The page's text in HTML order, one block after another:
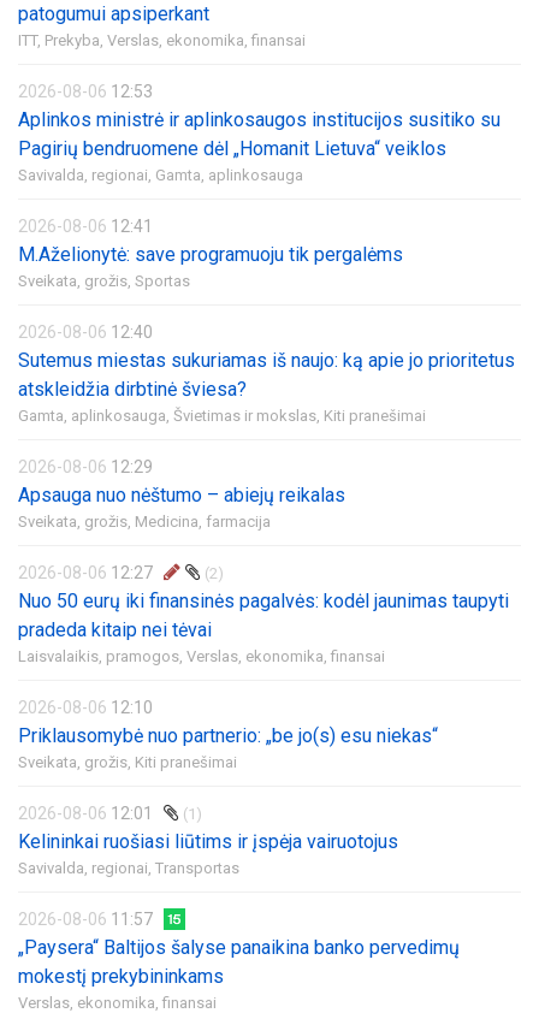
patogumui apsiperkant
ITT, Prekyba, Verslas, ekonomika, finansai
2026-08-06 12:53
Aplinkos ministrė ir aplinkosaugos institucijos susitiko su
Pagirių bendruomene dėl „Homanit Lietuva“ veiklos
Savivalda, regionai, Gamta, aplinkosauga
2026-08-06 12:41
M.Aželionytė: save programuoju tik pergalėms
Sveikata, grožis, Sportas
2026-08-06 12:40
Sutemus miestas sukuriamas iš naujo: ką apie jo prioritetus
atskleidžia dirbtinė šviesa?
Gamta, aplinkosauga, Švietimas ir mokslas, Kiti pranešimai
2026-08-06 12:29
Apsauga nuo nėštumo – abiejų reikalas
Sveikata, grožis, Medicina, farmacija
2026-08-06 12:27 (2)
Nuo 50 eurų iki finansinės pagalvės: kodėl jaunimas taupyti
pradeda kitaip nei tėvai
Laisvalaikis, pramogos, Verslas, ekonomika, finansai
2026-08-06 12:10
Priklausomybė nuo partnerio: „be jo(s) esu niekas“
Sveikata, grožis, Kiti pranešimai
2026-08-06 12:01 (1)
Kelininkai ruošiasi liūtims ir įspėja vairuotojus
Savivalda, regionai, Transportas
2026-08-06 11:57
„Paysera“ Baltijos šalyse panaikina banko pervedimų
mokestį prekybininkams
Verslas, ekonomika, finansai